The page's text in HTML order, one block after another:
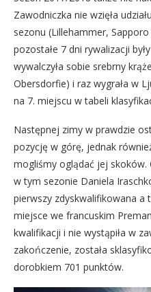
Zawodniczka nie wzięła
sezonu (Lillehammer,
pozostałe 7 dni rywalizacji
wywalczyła sobie srebrny
Obersdorfie) i raz wygrała w
na 7. miejscu w tabeli
Następnej zimy w prawdzie
pozycję w górę, jednak
mogliśmy oglądać jej skoków.
w tym sezonie Daniela
pierwszy zdyskwalifikowana a
miejsce we francuskim
kwalifikacji i nie wystąpiła w
zakończenie, została
dorobkiem 701 punktów.